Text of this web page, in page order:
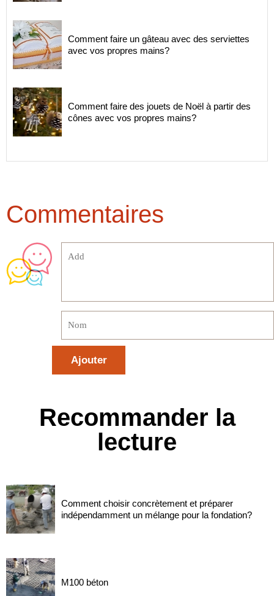
Comment faire un gâteau avec des serviettes
avec vos propres mains?
Comment faire des jouets de Noël à partir des
cônes avec vos propres mains?
Commentaires
Recommander la
lecture
Comment choisir concrètement et préparer
indépendamment un mélange pour la fondation?
M100 béton